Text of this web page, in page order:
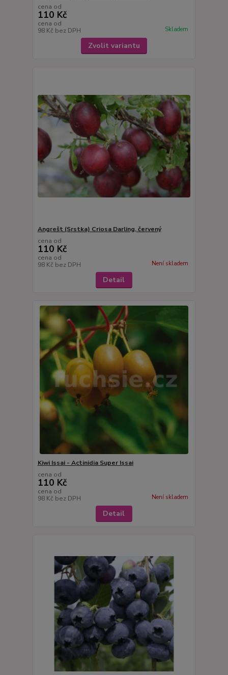
cena od
110 Kč
cena od
98 Kč bez DPH Skladem
Zvolit variantu
Angrešt (Srstka) Criosa Darling, červený
cena od
110 Kč
cena od
98 Kč bez DPH Není skladem
Detail
Kiwi Issai - Actinidia Super Issai
cena od
110 Kč
cena od
98 Kč bez DPH Není skladem
Detail